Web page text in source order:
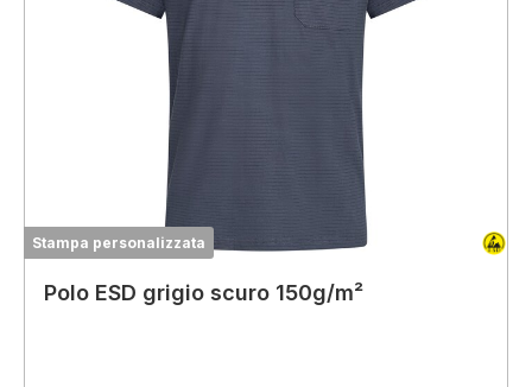
Stampa personalizzata
Polo ESD grigio scuro 150g/m²